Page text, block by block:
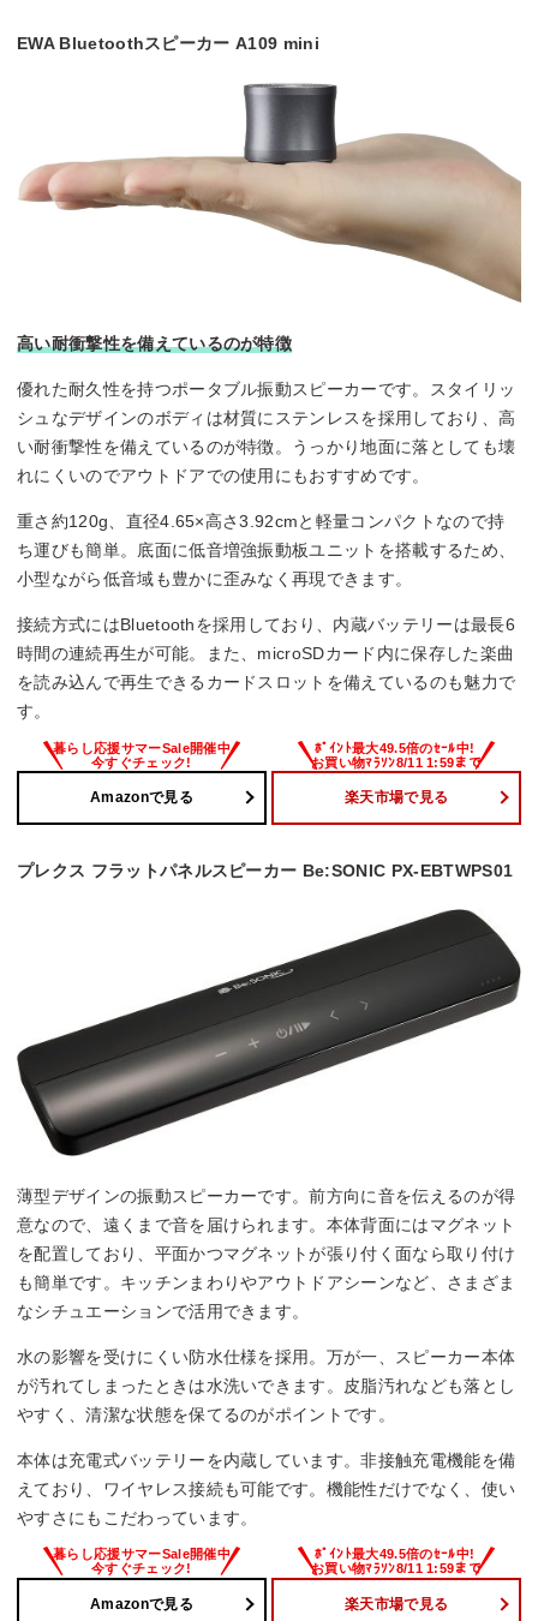
EWA Bluetoothスピーカー A109 mini
高い耐衝撃性を備えているのが特徴
優れた耐久性を持つポータブル振動スピーカーです。スタイリッ
シュなデザインのボディは材質にステンレスを採用しており、高
い耐衝撃性を備えているのが特徴。うっかり地面に落としても壊
れにくいのでアウトドアでの使用にもおすすめです。
重さ約120g、直径4.65×高さ3.92cmと軽量コンパクトなので持
ち運びも簡単。底面に低音増強振動板ユニットを搭載するため、
小型ながら低音域も豊かに歪みなく再現できます。
接続方式にはBluetoothを採用しており、内蔵バッテリーは最長6
時間の連続再生が可能。また、microSDカード内に保存した楽曲
を読み込んで再生できるカードスロットを備えているのも魅力で
す。
Amazonで見る 楽天市場で見る
プレクス フラットパネルスピーカー Be:SONIC PX-EBTWPS01
薄型デザインの振動スピーカーです。前方向に音を伝えるのが得
意なので、遠くまで音を届けられます。本体背面にはマグネット
を配置しており、平面かつマグネットが張り付く面なら取り付け
も簡単です。キッチンまわりやアウトドアシーンなど、さまざま
なシチュエーションで活用できます。
水の影響を受けにくい防水仕様を採用。万が一、スピーカー本体
が汚れてしまったときは水洗いできます。皮脂汚れなども落とし
やすく、清潔な状態を保てるのがポイントです。
本体は充電式バッテリーを内蔵しています。非接触充電機能を備
えており、ワイヤレス接続も可能です。機能性だけでなく、使い
やすさにもこだわっています。
Amazonで見る 楽天市場で見る